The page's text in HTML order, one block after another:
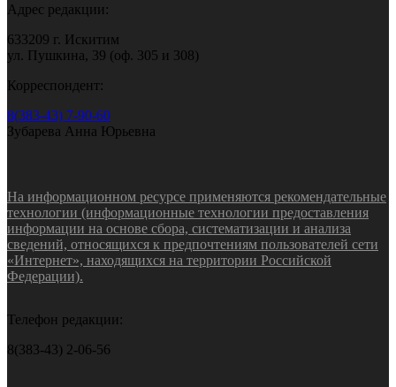
Адрес редакции:
633209 г. Искитим
ул. Пушкина, 39 (оф. 305 и 308)
Корреспондент:
8(383-43) 7-90-60
Зубарева Анна Юрьевна
На информационном ресурсе применяются рекомендательные
технологии (информационные технологии предоставления
информации на основе сбора, систематизации и анализа
сведений, относящихся к предпочтениям пользователей сети
«Интернет», находящихся на территории Российской
Федерации).
Телефон редакции:
8(383-43) 2-06-56